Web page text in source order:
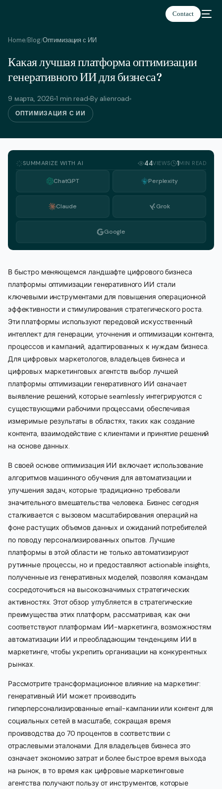
Contact
Home/Blog/Оптимизация с ИИ
Какая лучшая платформа оптимизации
генеративного ИИ для бизнеса?
9 марта, 2026 1 min read By alienroad
ОПТИМИЗАЦИЯ С ИИ
SUMMARIZE WITH AI 44VIEWS 1MIN READ
ChatGPT Perplexity
Claude Grok
Google
В быстро меняющемся ландшафте цифрового бизнеса
платформы оптимизации генеративного ИИ стали
ключевыми инструментами для повышения операционной
эффективности и стимулирования стратегического роста.
Эти платформы используют передовой искусственный
интеллект для генерации, уточнения и оптимизации контента,
процессов и кампаний, адаптированных к нуждам бизнеса.
Для цифровых маркетологов, владельцев бизнеса и
цифровых маркетинговых агентств выбор лучшей
платформы оптимизации генеративного ИИ означает
выявление решений, которые seamlessly интегрируются с
существующими рабочими процессами, обеспечивая
измеримые результаты в областях, таких как создание
контента, взаимодействие с клиентами и принятие решений
на основе данных.
В своей основе оптимизация ИИ включает использование
алгоритмов машинного обучения для автоматизации и
улучшения задач, которые традиционно требовали
значительного вмешательства человека. Бизнес сегодня
сталкивается с вызовом масштабирования операций на
фоне растущих объемов данных и ожиданий потребителей
по поводу персонализированных опытов. Лучшие
платформы в этой области не только автоматизируют
рутинные процессы, но и предоставляют actionable insights,
полученные из генеративных моделей, позволяя командам
сосредоточиться на высокозначимых стратегических
активностях. Этот обзор углубляется в стратегические
преимущества этих платформ, рассматривая, как они
соответствуют платформам ИИ-маркетинга, возможностям
автоматизации ИИ и преобладающим тенденциям ИИ в
маркетинге, чтобы укрепить организации на конкурентных
рынках.
Рассмотрите трансформационное влияние на маркетинг:
генеративный ИИ может производить
гиперперсонализированные email-кампании или контент для
социальных сетей в масштабе, сокращая время
производства до 70 процентов в соответствии с
отраслевыми эталонами. Для владельцев бизнеса это
означает экономию затрат и более быстрое время выхода
на рынок, в то время как цифровые маркетинговые
агентства получают пользу от инструментов, которые
Русский